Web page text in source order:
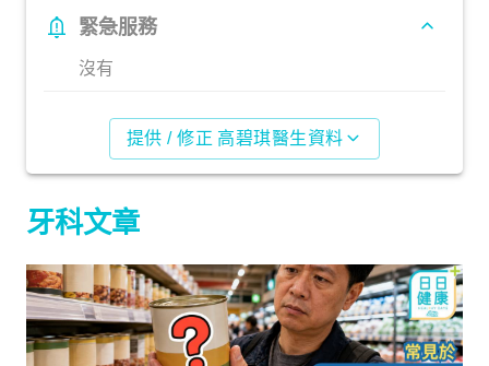
緊急服務
沒有
提供 / 修正 高碧琪醫生資料
牙科文章